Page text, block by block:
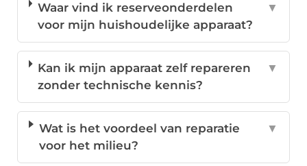
Waar vind ik reserveonderdelen
voor mijn huishoudelijke apparaat?
▼
Kan ik mijn apparaat zelf repareren
zonder technische kennis?
▼
Wat is het voordeel van reparatie
voor het milieu?
▼